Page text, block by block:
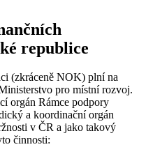
republice
(zkráceně NOK) plní na
pro místní rozvoj.
orgán Rámce podpory
a koordinační orgán
v ČR a jako takový
činnosti: